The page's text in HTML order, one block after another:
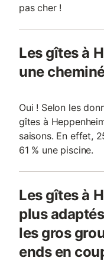
pas cher !
Les gîtes à
une
Oui ! Selon les
gîtes à
saisons. En effet,
61 % une piscine.
Les gîtes à
plus
les gros
ends en